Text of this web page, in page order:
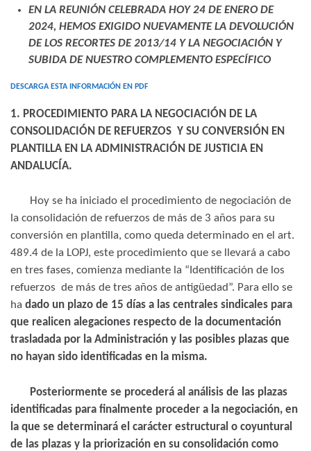
EN LA REUNIÓN CELEBRADA HOY 24 DE ENERO DE
2024, HEMOS EXIGIDO NUEVAMENTE LA DEVOLUCIÓN
DE LOS RECORTES DE 2013/14 Y LA NEGOCIACIÓN Y
SUBIDA DE NUESTRO COMPLEMENTO ESPECÍFICO
DESCARGA ESTA INFORMACIÓN EN PDF
1. PROCEDIMIENTO PARA LA NEGOCIACIÓN DE LA
CONSOLIDACIÓN DE REFUERZOS Y SU CONVERSIÓN EN
PLANTILLA EN LA ADMINISTRACIÓN DE JUSTICIA EN
ANDALUCÍA.
Hoy se ha iniciado el procedimiento de negociación de
la consolidación de refuerzos de más de 3 años para su
conversión en plantilla, como queda determinado en el art.
489.4 de la LOPJ, este procedimiento que se llevará a cabo
en tres fases, comienza mediante la “Identificación de los
refuerzos de más de tres años de antigüedad”. Para ello se
ha dado un plazo de 15 días a las centrales sindicales para
que realicen alegaciones respecto de la documentación
trasladada por la Administración y las posibles plazas que
no hayan sido identificadas en la misma.
Posteriormente se procederá al análisis de las plazas
identificadas para finalmente proceder a la negociación, en
la que se determinará el carácter estructural o coyuntural
de las plazas y la priorización en su consolidación como